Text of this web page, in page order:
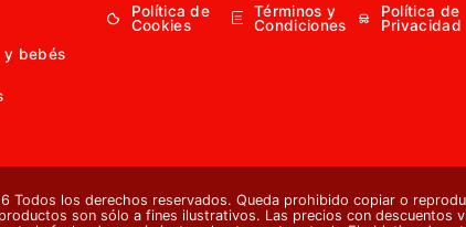
y bebés
Política de
Cookies
Términos y
Condiciones
Política de
Privacidad
Todos los derechos reservados. Queda prohibido copiar o
son sólo a fines ilustrativos. Las precios con descuentos